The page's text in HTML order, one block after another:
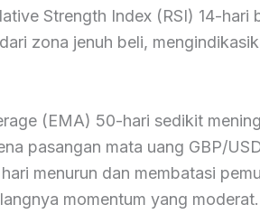
Strength Index (RSI) 14-hari
zona jenuh beli,
(EMA) 50-hari sedikit
pasangan mata uang GBP/
menurun dan membatasi
momentum yang